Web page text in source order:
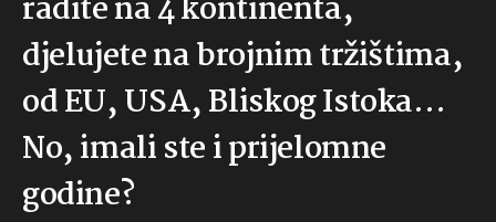
radite na 4 kontinenta,
djelujete na brojnim tržištima,
od EU, USA, Bliskog Istoka…
No, imali ste i prijelomne
godine?